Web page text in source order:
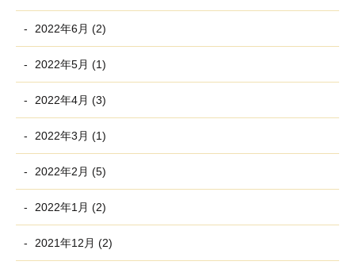
2022年6月 (2)
2022年5月 (1)
2022年4月 (3)
2022年3月 (1)
2022年2月 (5)
2022年1月 (2)
2021年12月 (2)